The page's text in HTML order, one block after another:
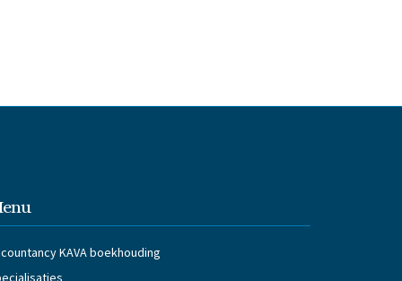
KAVA boekhouding